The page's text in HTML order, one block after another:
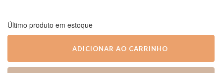
Último produto em estoque
ADICIONAR AO CARRINHO